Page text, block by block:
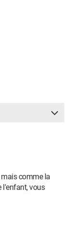
comme la
l'enfant, vous